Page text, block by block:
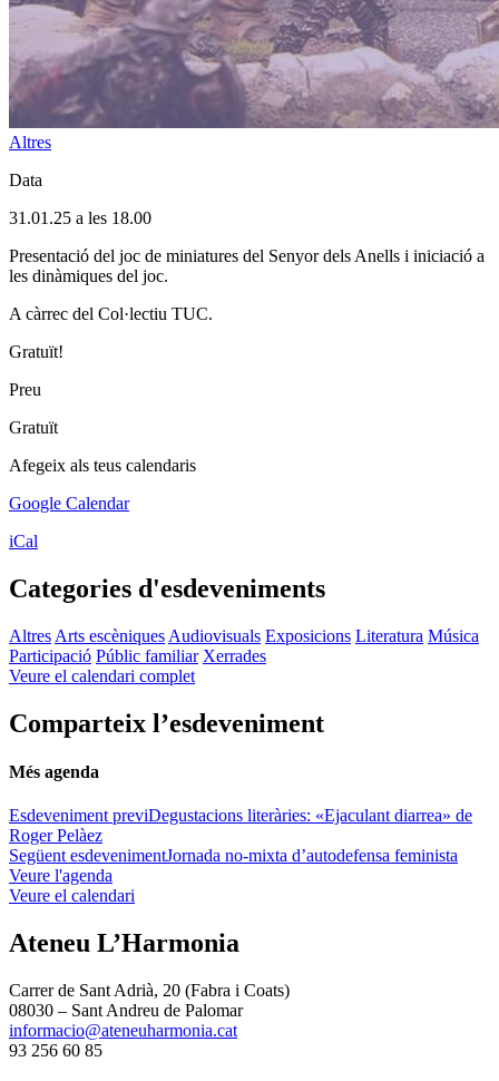
Altres
Data
31.01.25 a les 18.00
Presentació del joc de miniatures del Senyor dels Anells i iniciació a
les dinàmiques del joc.
A càrrec del Col·lectiu TUC.
Gratuït!
Preu
Gratuït
Afegeix als teus calendaris
Google Calendar
iCal
Categories d'esdeveniments
Altres Arts escèniques Audiovisuals Exposicions Literatura Música
Participació Públic familiar Xerrades
Veure el calendari complet
Comparteix l’esdeveniment
Més agenda
Esdeveniment previDegustacions literàries: «Ejaculant diarrea» de
Roger Pelàez
Següent esdevenimentJornada no-mixta d’autodefensa feminista
Veure l'agenda
Veure el calendari
Ateneu L’Harmonia
Carrer de Sant Adrià, 20 (Fabra i Coats)
08030 – Sant Andreu de Palomar
informacio@ateneuharmonia.cat
93 256 60 85